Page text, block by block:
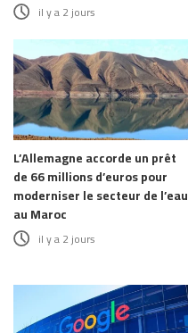
il y a 2 jours
L’Allemagne accorde un prêt
de 66 millions d’euros pour
moderniser le secteur de l’eau
au Maroc
il y a 2 jours